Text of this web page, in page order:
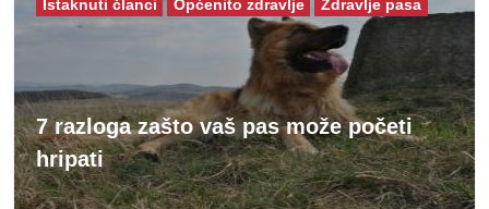
7 razloga zašto vaš pas može početi
hripati
Istaknuti članci Općenito zdravlje Zdravlje pasa